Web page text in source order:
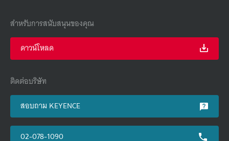
สำหรับการสนับสนุนของคุณ
ดาวน์โหลด
ติดต่อบริษัท
สอบถาม KEYENCE
02-078-1090